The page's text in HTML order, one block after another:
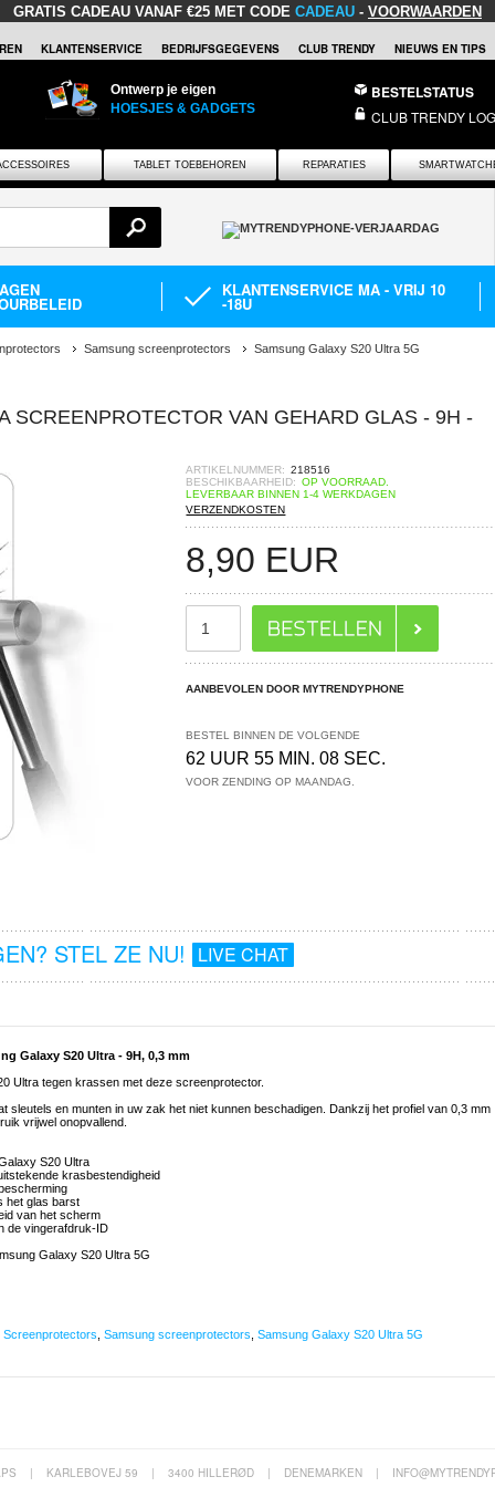
GRATIS CADEAU VANAF €25 MET CODE CADEAU - VOORWAARDEN
KLANTENSERVICE BEDRIJFSGEGEVENS CLUB TRENDY NIEUWS EN TIPS
Ontwerp je eigen
HOESJES & GADGETS
BESTELSTATUS
CLUB TRENDY
TABLET TOEBEHOREN REPARATIES
KLANTENSERVICE MA - VRIJ 10
-18U
Samsung screenprotectors Samsung Galaxy S20 Ultra 5G
SCREENPROTECTOR VAN GEHARD GLAS - 9H -
ARTIKELNUMMER: 218516
BESCHIKBAARHEID: OP VOORRAAD.
LEVERBAAR BINNEN 1-4 WERKDAGEN
VERZENDKOSTEN
8,90 EUR
AANBEVOLEN DOOR MYTRENDYPHONE
BESTEL BINNEN DE VOLGENDE
62 UUR 55 MIN. 08 SEC.
VOOR ZENDING OP MAANDAG.
STEL ZE NU! LIVE CHAT
Galaxy S20 Ultra - 9H, 0,3 mm
Ultra tegen krassen met deze screenprotector.
sleutels en munten in uw zak het niet kunnen beschadigen. Dankzij het profiel van 0,3 mm
vrijwel onopvallend.
S20 Ultra
krasbestendigheid
het glas barst
van het scherm
de vingerafdruk-ID
Galaxy S20 Ultra 5G
Screenprotectors Samsung screenprotectors Samsung Galaxy S20 Ultra 5G
| KARLEBOVEJ 59 | 3400 HILLERØD | DENEMARKEN |